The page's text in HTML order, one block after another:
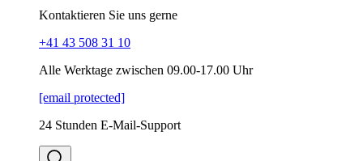
Kontaktieren Sie uns gerne
+41 43 508 31 10
Alle Werktage zwischen 09.00-17.00 Uhr
[email protected]
24 Stunden E-Mail-Support